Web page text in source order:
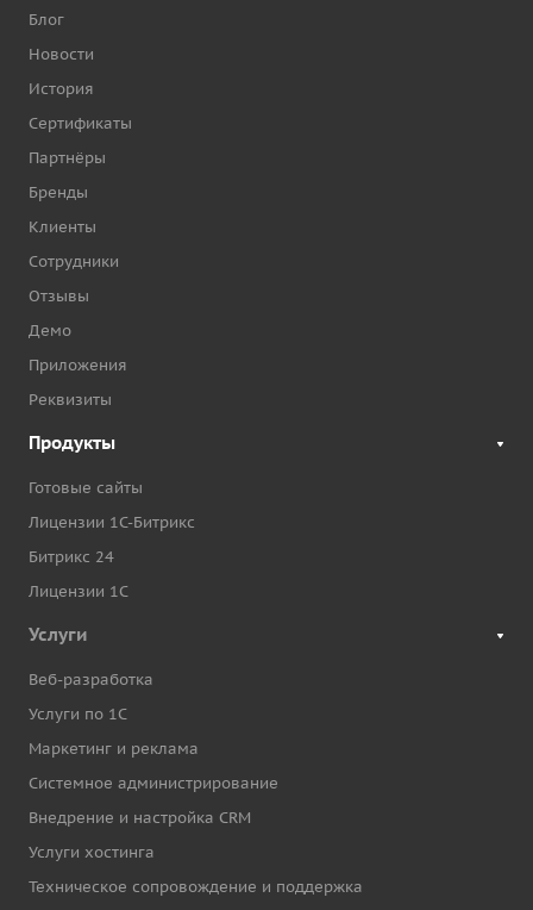
Блог
Новости
История
Сертификаты
Партнёры
Бренды
Клиенты
Сотрудники
Отзывы
Демо
Приложения
Реквизиты
Продукты
Готовые сайты
Лицензии 1С-Битрикс
Битрикс 24
Лицензии 1С
Услуги
Веб-разработка
Услуги по 1С
Маркетинг и реклама
Системное администрирование
Внедрение и настройка CRM
Услуги хостинга
Техническое сопровождение и поддержка